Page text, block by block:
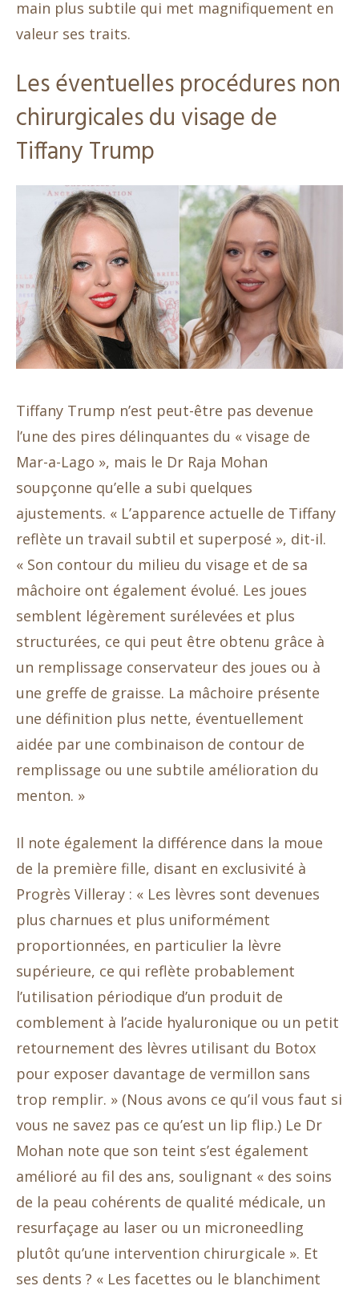
main plus subtile qui met magnifiquement en
valeur ses traits.
Les éventuelles procédures non
chirurgicales du visage de
Tiffany Trump
Tiffany Trump n’est peut-être pas devenue
l’une des pires délinquantes du « visage de
Mar-a-Lago », mais le Dr Raja Mohan
soupçonne qu’elle a subi quelques
ajustements. « L’apparence actuelle de Tiffany
reflète un travail subtil et superposé », dit-il.
« Son contour du milieu du visage et de sa
mâchoire ont également évolué. Les joues
semblent légèrement surélevées et plus
structurées, ce qui peut être obtenu grâce à
un remplissage conservateur des joues ou à
une greffe de graisse. La mâchoire présente
une définition plus nette, éventuellement
aidée par une combinaison de contour de
remplissage ou une subtile amélioration du
menton. »
Il note également la différence dans la moue
de la première fille, disant en exclusivité à
Progrès Villeray : « Les lèvres sont devenues
plus charnues et plus uniformément
proportionnées, en particulier la lèvre
supérieure, ce qui reflète probablement
l’utilisation périodique d’un produit de
comblement à l’acide hyaluronique ou un petit
retournement des lèvres utilisant du Botox
pour exposer davantage de vermillon sans
trop remplir. » (Nous avons ce qu’il vous faut si
vous ne savez pas ce qu’est un lip flip.) Le Dr
Mohan note que son teint s’est également
amélioré au fil des ans, soulignant « des soins
de la peau cohérents de qualité médicale, un
resurfaçage au laser ou un microneedling
plutôt qu’une intervention chirurgicale ». Et
ses dents ? « Les facettes ou le blanchiment